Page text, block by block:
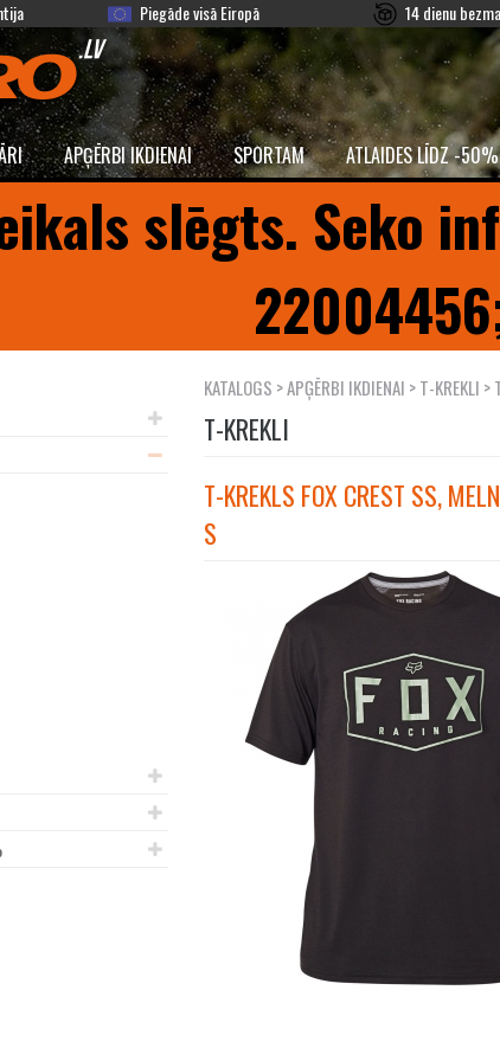
Piegāde visā Eiropā 14 dienu
APĢĒRBI IKDIENAI SPORTAM ATLAIDES LĪDZ -50%
slēgts. Seko
KATALOGS >APĢĒRBI IKDIENAI >T-KREKLI >
T-KREKLI
T-KREKLS FOX CREST SS,
S